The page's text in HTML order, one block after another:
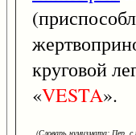
круговой
«VESTA».
(Словарь нумизмата: Пер.